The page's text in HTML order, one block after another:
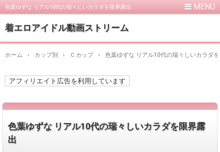
色葉ゆずな リアル10代の瑞々しいカラダを限界露出
着エロアイドル動画ストリーム
ホーム › カップ別 › Ｃカップ › 色葉ゆずな リアル10代の瑞々しいカラダ
アフィリエイト広告を利用しています
色葉ゆずな リアル10代の瑞々しいカラダを限界露
出